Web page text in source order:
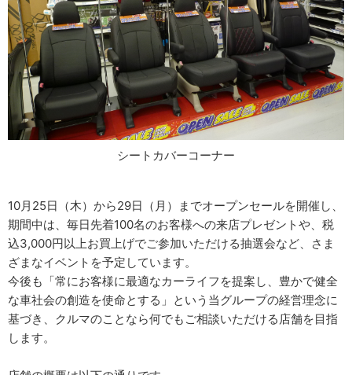
シートカバーコーナー
10月25日（木）から29日（月）までオープンセールを開催し、
期間中は、毎日先着100名のお客様への来店プレゼントや、税
込3,000円以上お買上げでご参加いただける抽選会など、さま
ざまなイベントを予定しています。
今後も「常にお客様に最適なカーライフを提案し、豊かで健全
な車社会の創造を使命とする」という当グループの経営理念に
基づき、クルマのことなら何でもご相談いただける店舗を目指
します。